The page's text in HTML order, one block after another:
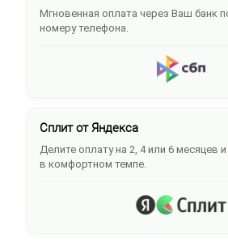
Мгновенная оплата через Ваш банк
номеру телефона.
Сплит от Яндекса
Делите оплату на 2, 4 или 6 месяцев
в комфортном темпе.